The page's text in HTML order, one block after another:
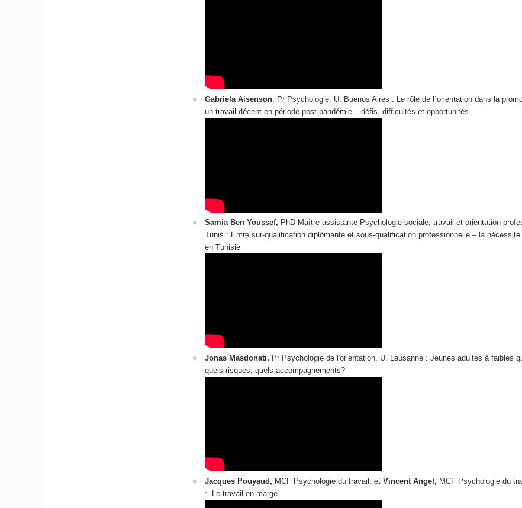
Gabriela Aisenson, Pr Psychologie, U. Buenos Aires : Le rôle de l´orientation dans la
un travail décent en période post-pandémie ‒ défis, difficultés et opportunités
Samia Ben Youssef, PhD Maître-assistante Psychologie sociale, travail et orientation
Tunis : Entre sur-qualification diplômante et sous-qualification professionnelle ‒ la
en Tunisie
Jonas Masdonati, Pr Psychologie de l'orientation, U. Lausanne : Jeunes adultes à faibles
quels risques, quels accompagnements?
Jacques Pouyaud, MCF Psychologie du travail, etVincent Angel, MCF Psychologie du
: Le travail en marge